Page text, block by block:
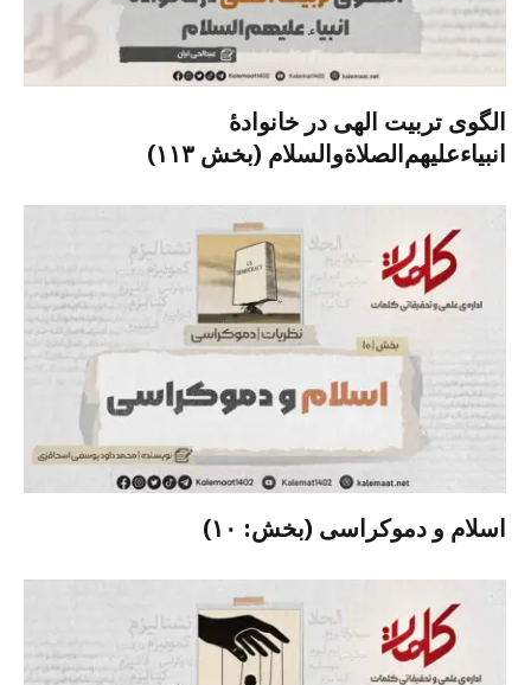
الگوی تربیت الهی در خانوادۀ
انبیاءعلیهم‌الصلاةو‌السلام (بخش ۱۱۳)
اسلام و دموکراسی (بخش: ۱۰)